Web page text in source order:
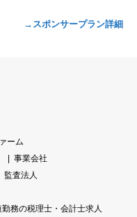
→スポンサープラン詳細
ーム
事業会社
監査法人
務の税理士・会計士求人